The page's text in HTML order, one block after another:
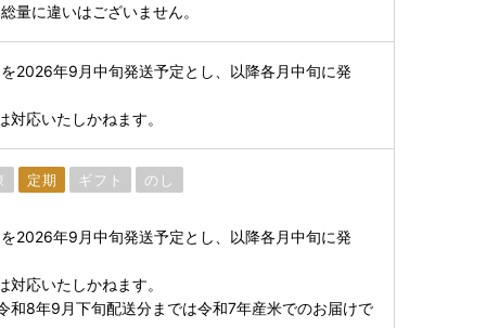
量に違いはございません。
2026年9月中旬発送予定とし、以降各月中旬に発
応いたしかねます。
定期 ギフト のし
2026年9月中旬発送予定とし、以降各月中旬に発
応いたしかねます。
和8年9月下旬配送分までは令和7年産米でのお届けで